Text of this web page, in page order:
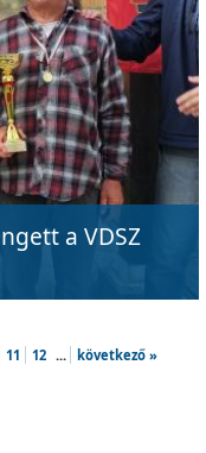
a VDSZ
11 12 ... következő »